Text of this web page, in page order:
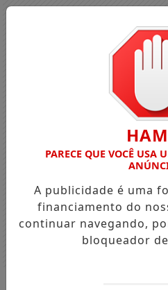
PARECE QUE VOCÊ USA
A publicidade é uma
financiamento do
continuar navegando,
bloqueador